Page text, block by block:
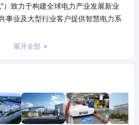
”）致力于构建全球电力产业发展新业
事业及大型行业客户提供智慧电力系
展战略、多维度创新理念、多手段资
主板市场。科林电气本着“智能 可靠
户提供优质产品和服务，业务涉及智
能用电，新能源等十余个序列，公司
同世界500强企业建立了深层次合作关
展开全部